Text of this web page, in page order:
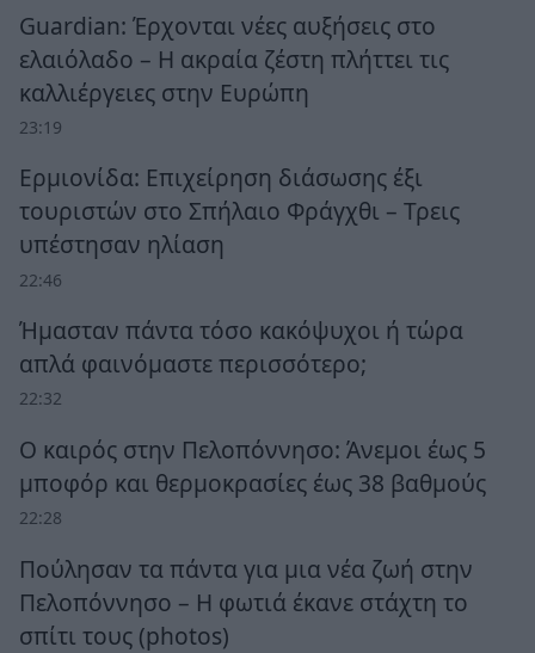
Guardian: Έρχονται νέες αυξήσεις στο
ελαιόλαδο – Η ακραία ζέστη πλήττει τις
καλλιέργειες στην Ευρώπη
23:19
Ερμιονίδα: Επιχείρηση διάσωσης έξι
τουριστών στο Σπήλαιο Φράγχθι – Τρεις
υπέστησαν ηλίαση
22:46
Ήμασταν πάντα τόσο κακόψυχοι ή τώρα
απλά φαινόμαστε περισσότερο;
22:32
Ο καιρός στην Πελοπόννησο: Άνεμοι έως 5
μποφόρ και θερμοκρασίες έως 38 βαθμούς
22:28
Πούλησαν τα πάντα για μια νέα ζωή στην
Πελοπόννησο – Η φωτιά έκανε στάχτη το
σπίτι τους (photos)